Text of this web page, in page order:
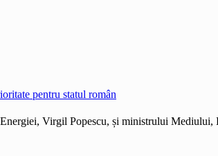
pentru statul român
Virgil Popescu, și ministrului Mediului,